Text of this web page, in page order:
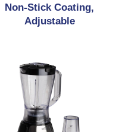
Non-Stick Coating,
Adjustable